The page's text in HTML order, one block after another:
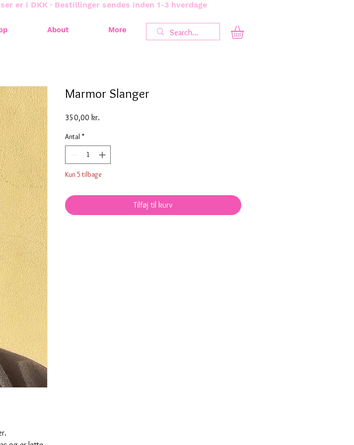
er i DKK · Bestillinger sendes inden 1-3 hverdage
About More
Marmor Slanger
350,00 kr.
Antal *
Kun 5 tilbage
Tilføj til kurv